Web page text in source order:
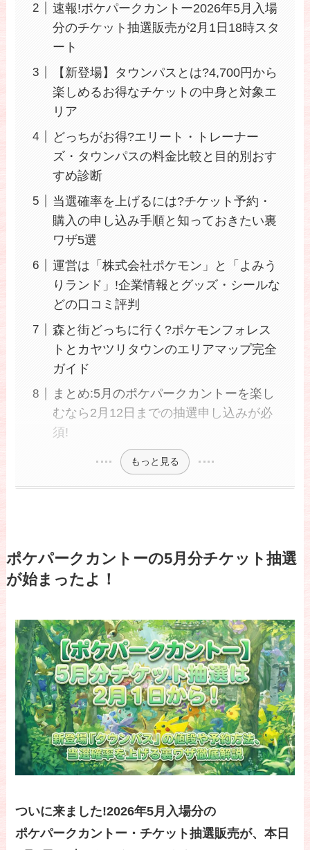
速報!ポケパークカントー2026年5月入場
分のチケット抽選販売が2月1日18時スタ
ート
【新登場】タウンパスとは?4,700円から
楽しめるお得なチケットの中身と対象エ
リア
どっちがお得?エリート・トレーナー
ズ・タウンパスの料金比較と目的別おす
すめ診断
当選確率を上げるには?チケット予約・
購入の申し込み手順と知っておきたい裏
ワザ5選
運営は「株式会社ポケモン」と「よみう
りランド」!企業情報とグッズ・シールな
どの口コミ評判
森と街どっちに行く?ポケモンフォレス
トとカヤツリタウンのエリアマップ完全
ガイド
まとめ:5月のポケパークカントーを楽し
むなら2月12日までの抽選申し込みが必
須!
もっと見る
ポケパークカントーの5月分チケット抽選
が始まったよ！
ついに来ました!2026年5月入場分の
ポケパークカントー・チケット抽選販売が、本日